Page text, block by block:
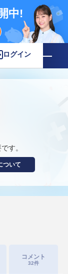
中!
ログイン
す。
ついて
コメント
32件